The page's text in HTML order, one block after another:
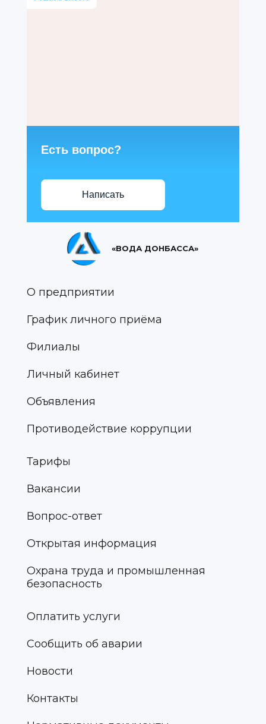
Есть вопрос?
Написать
«ВОДА ДОНБАССА»
О предприятии
График личного приёма
Филиалы
Личный кабинет
Объявления
Противодействие коррупции
Тарифы
Вакансии
Вопрос-ответ
Открытая информация
Охрана труда и промышленная
безопасность
Оплатить услуги
Сообщить об аварии
Новости
Контакты